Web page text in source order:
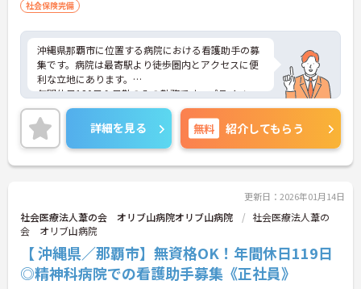
社会保険完備
沖縄県那覇市に位置する病院における看護助手の募
集です。病院は最寄駅より徒歩圏内とアクセスに便
利な立地にあります。
年間休日120日＆日勤のみの勤務です。プライベー
トを大切にしながらご勤務いただけます。また、利
用可能な託児所があり、子育て世代の方も安心して
ご勤務いただけます。
ご興味のある方には、面接対策ポイントなど、さら
に詳細をご案内しますのでお気軽にご相談くださ
詳細を見る 無料 紹介してもらう
更新日：2026年01月14日
社会医療法人葦の会 オリブ山病院オリブ山病院
社会医療法人葦の
会 オリブ山病院
【 沖縄県／那覇市】無資格OK！年間休日119日
◎精神科病院での看護助手募集《正社員》